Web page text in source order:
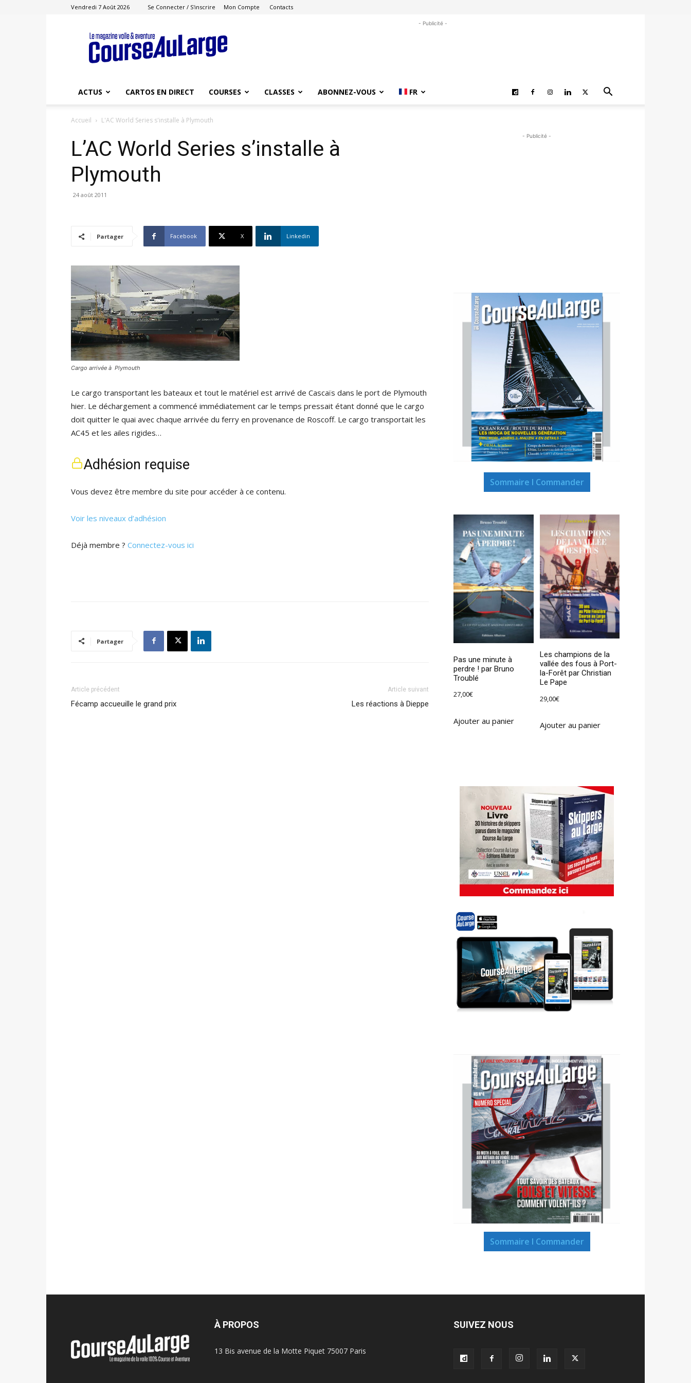
Vendredi 7 Août 2026 Se Connecter / S'inscrire Mon Compte Contacts
Course
au
Large
- Publicité -
ACTUS CARTOS EN DIRECT COURSES CLASSES ABONNEZ-VOUS FR
Accueil L'AC World Series s'installe à Plymouth
L’AC World Series s’installe à
Plymouth
24 août 2011
Partager Facebook X Linkedin
Cargo arrivée à Plymouth
Le cargo transportant les bateaux et tout le matériel est arrivé de Cascaïs dans le port de Plymouth
hier. Le déchargement a commencé immédiatement car le temps pressait étant donné que le cargo
doit quitter le quai avec chaque arrivée du ferry en provenance de Roscoff. Le cargo transportait les
AC45 et les ailes rigides…
Adhésion requise
Vous devez être membre du site pour accéder à ce contenu.
Voir les niveaux d’adhésion
Déjà membre ? Connectez-vous ici
Partager
Article précédent
Fécamp accueuille le grand prix
Article suivant
Les réactions à Dieppe
- Publicité -
Sommaire I Commander
Pas une minute à
perdre ! par Bruno
Troublé
27,00€
Ajouter au panier
Les champions de la
vallée des fous à Port-
la-Forêt par Christian
Le Pape
29,00€
Ajouter au panier
Sommaire I Commander
À PROPOS
13 Bis avenue de la Motte Piquet 75007 Paris
SUIVEZ NOUS